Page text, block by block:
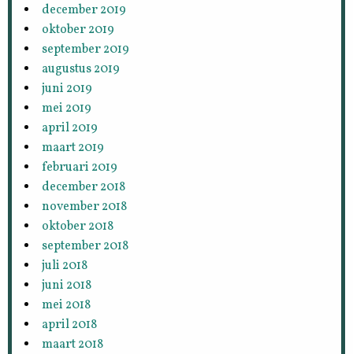
december 2019
oktober 2019
september 2019
augustus 2019
juni 2019
mei 2019
april 2019
maart 2019
februari 2019
december 2018
november 2018
oktober 2018
september 2018
juli 2018
juni 2018
mei 2018
april 2018
maart 2018